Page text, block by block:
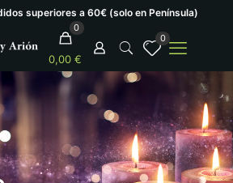
superiores a 60€ (solo en Península)
0
0,00 €
0